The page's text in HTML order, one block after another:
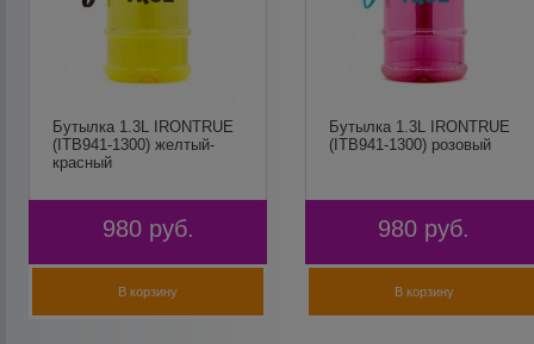
Бутылка 1.3L IRONTRUE
(ITB941-1300) желтый-
красный
980 руб.
В корзину
Бутылка 1.3L IRONTRUE
(ITB941-1300) розовый
980 руб.
В корзину